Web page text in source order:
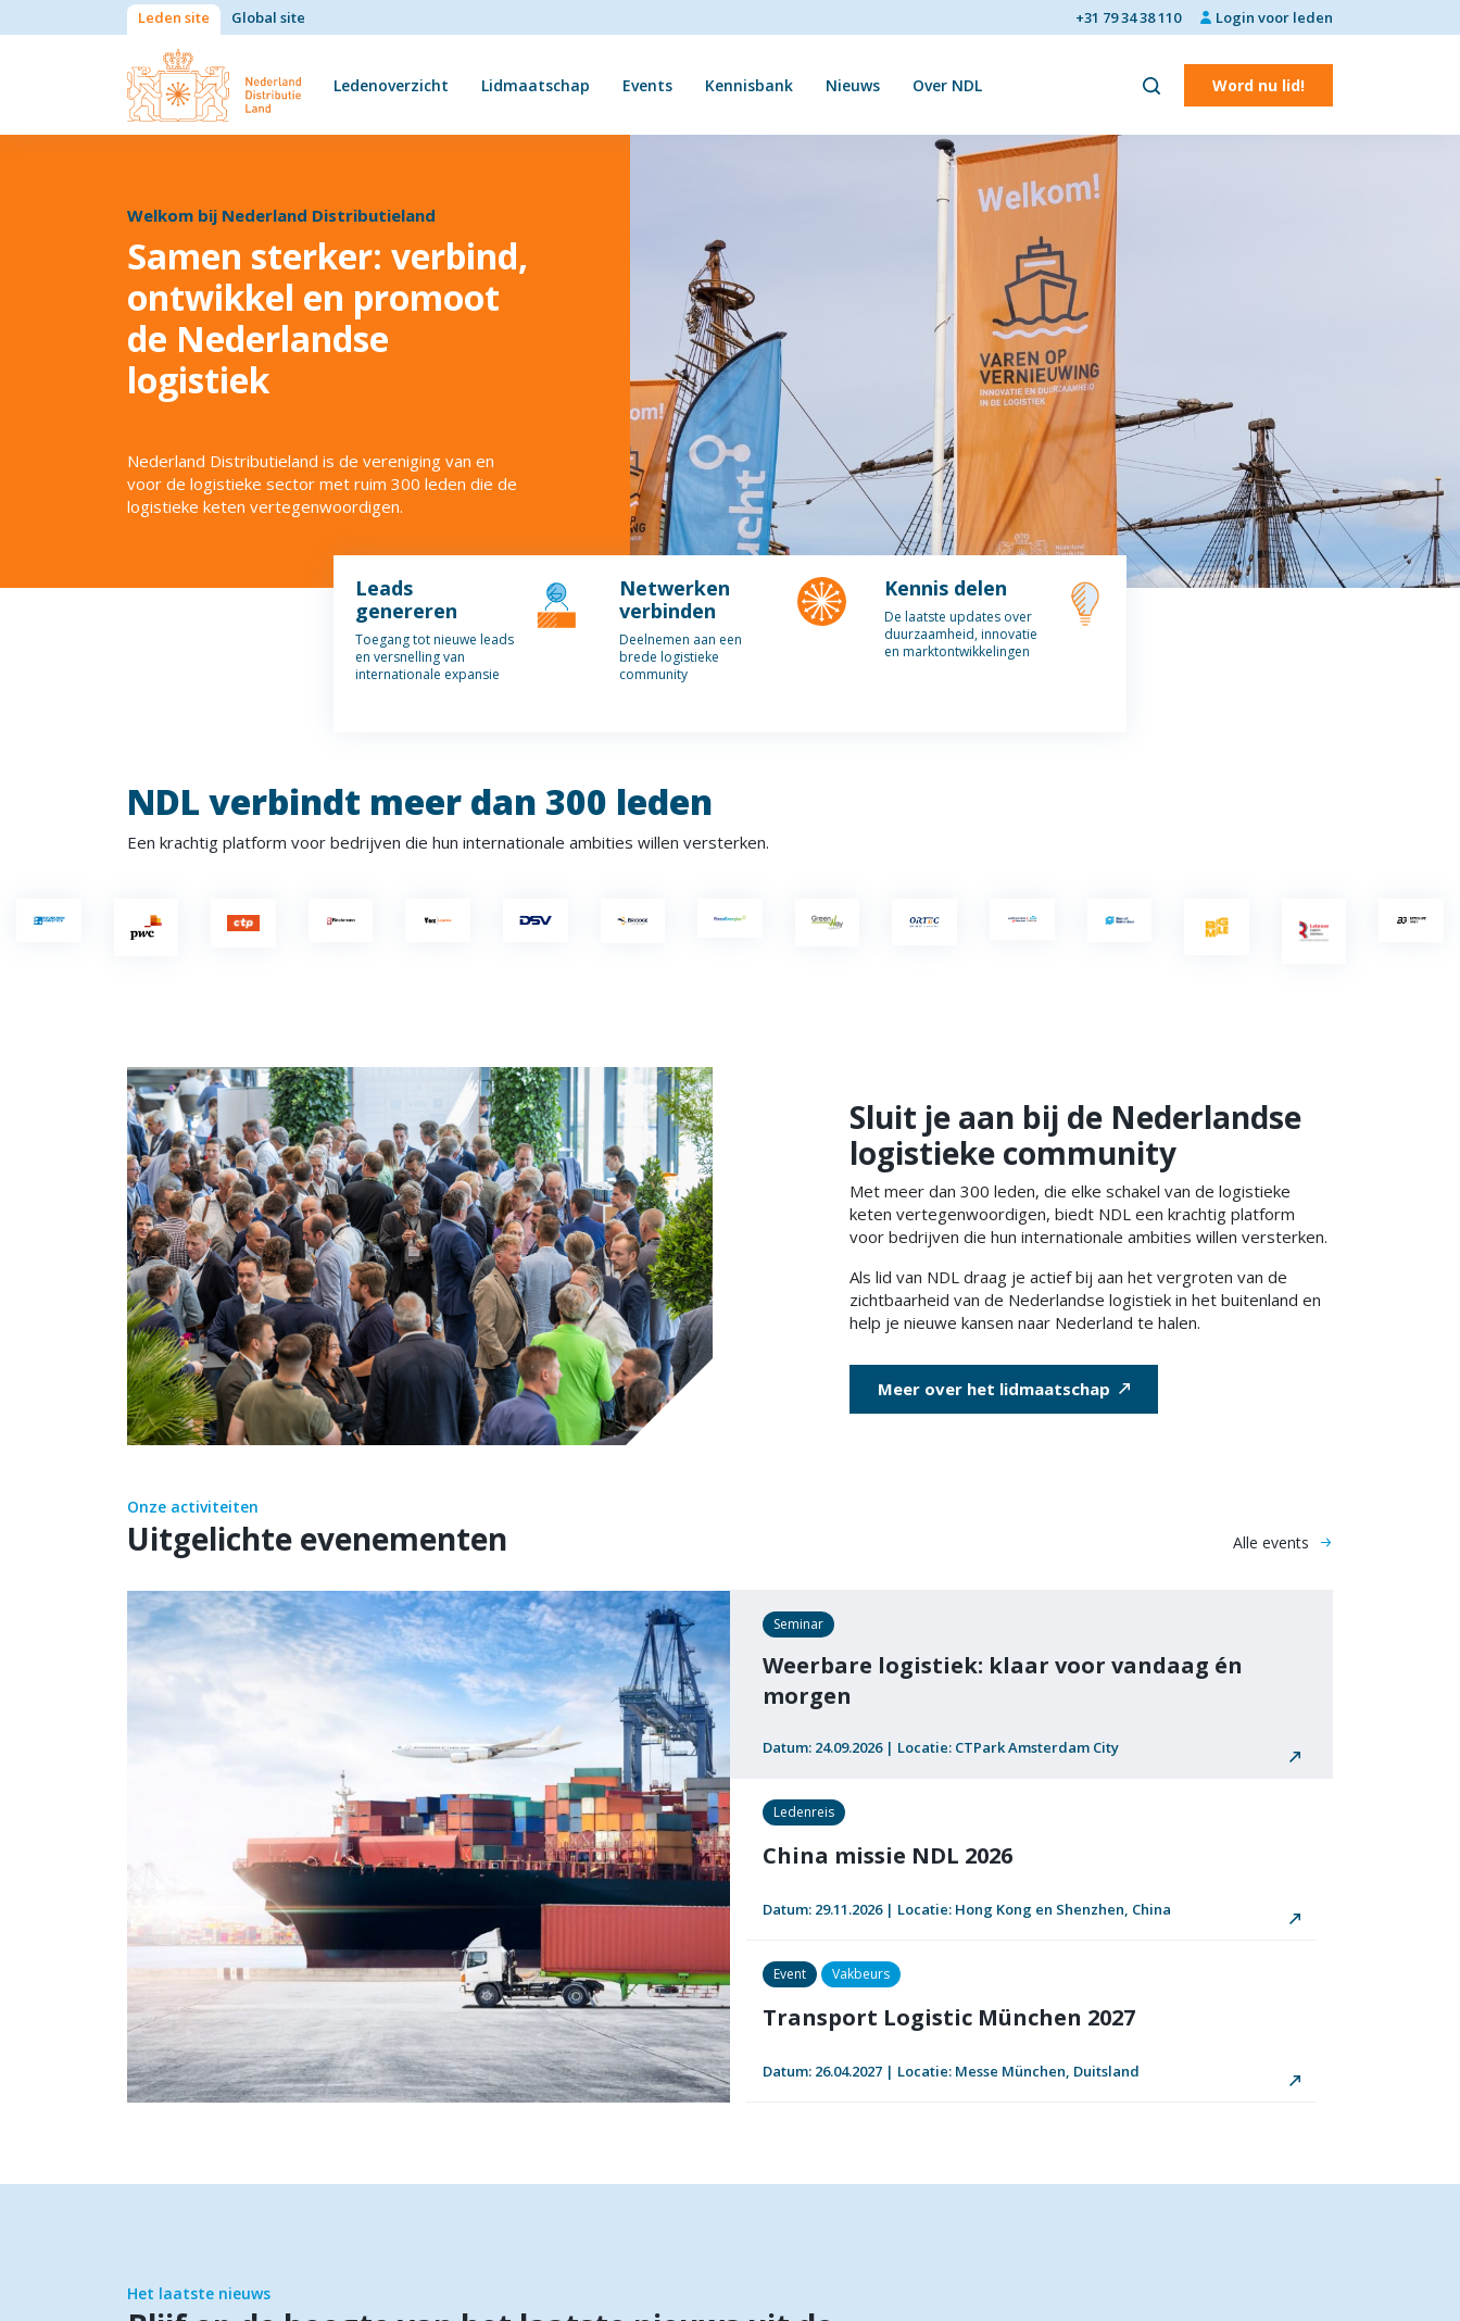
Leden site Global site +31 79 34 38 110 Login voor leden
Ledenoverzicht Lidmaatschap Events Kennisbank Nieuws Over NDL Word nu lid!
Welkom bij Nederland Distributieland
Samen sterker: verbind,
ontwikkel en promoot
de Nederlandse
logistiek
Nederland Distributieland is de vereniging van en
voor de logistieke sector met ruim 300 leden die de
logistieke keten vertegenwoordigen.
Leads
genereren
Toegang tot nieuwe leads
en versnelling van
internationale expansie
Netwerken
verbinden
Deelnemen aan een
brede logistieke
community
Kennis delen
De laatste updates over
duurzaamheid, innovatie
en marktontwikkelingen
NDL verbindt meer dan 300 leden
Een krachtig platform voor bedrijven die hun internationale ambities willen versterken.
Sluit je aan bij de Nederlandse
logistieke community
Met meer dan 300 leden, die elke schakel van de logistieke
keten vertegenwoordigen, biedt NDL een krachtig platform
voor bedrijven die hun internationale ambities willen versterken.
Als lid van NDL draag je actief bij aan het vergroten van de
zichtbaarheid van de Nederlandse logistiek in het buitenland en
help je nieuwe kansen naar Nederland te halen.
Meer over het lidmaatschap
Onze activiteiten
Uitgelichte evenementen Alle events
Seminar
Weerbare logistiek: klaar voor vandaag én
morgen
Datum: 24.09.2026 | Locatie: CTPark Amsterdam City
Ledenreis
China missie NDL 2026
Datum: 29.11.2026 | Locatie: Hong Kong en Shenzhen, China
Event Vakbeurs
Transport Logistic München 2027
Datum: 26.04.2027 | Locatie: Messe München, Duitsland
Het laatste nieuws